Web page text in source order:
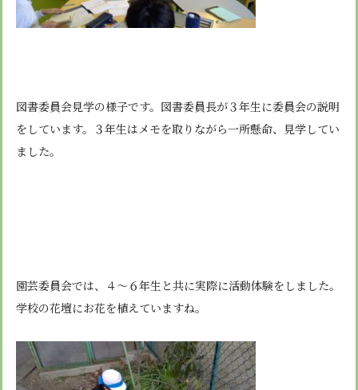
図書委員会見学の様子です。図書委員長が３年生に委員会の説明
をしています。３年生はメモを取りながら一所懸命、見学してい
ました。
園芸委員会では、４～６年生と共に実際に活動体験をしました。
学校の花壇にお花を植えていますね。